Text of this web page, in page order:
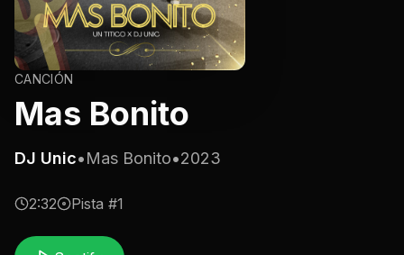
CANCIÓN
Mas Bonito
DJ Unic•Mas Bonito•2023
2:32 Pista #1